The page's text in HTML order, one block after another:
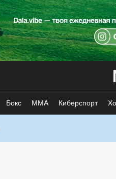
Бокс ММА Киберспорт